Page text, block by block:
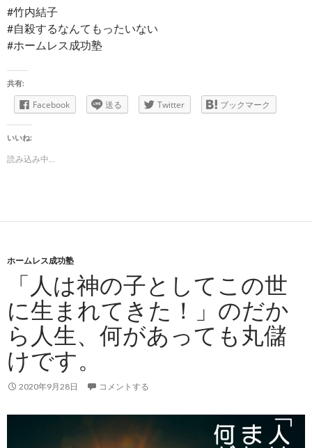
#竹内結子
#自殺するなんてもったいない
#ホームレス成功塾
共有:
Facebook 送る Twitter ブックマーク
いいね:
読み込み中...
ホームレス成功塾
「人は神の子としてこの世
に生まれてきた！」のだか
ら人生、何があっても丸儲
けです。
2020年9月28日 コメントする